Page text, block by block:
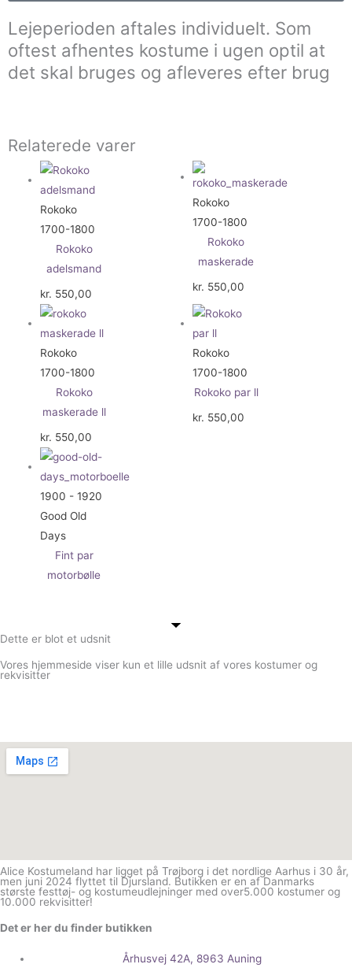
Lejeperioden aftales individuelt. Som
oftest afhentes kostume i ugen optil at
det skal bruges og afleveres efter brug
Relaterede varer
Rokoko
1700-1800
Rokoko
adelsmand
kr. 550,00
Rokoko
1700-1800
Rokoko
maskerade
kr. 550,00
Rokoko
1700-1800
Rokoko
maskerade ll
kr. 550,00
Rokoko
1700-1800
Rokoko par ll
kr. 550,00
1900 - 1920
Good Old
Days
Fint par
motorbølle
Dette er blot et udsnit
Vores hjemmeside viser kun et lille udsnit af vores kostumer og
rekvisitter
Alice Kostumeland har ligget på Trøjborg i det nordlige Aarhus i 30 år,
men juni 2024 flyttet til Djursland. Butikken er en af Danmarks
største festtøj- og kostumeudlejninger med over5.000 kostumer og
10.000 rekvisitter!
Det er her du finder butikken
Århusvej 42A, 8963 Auning